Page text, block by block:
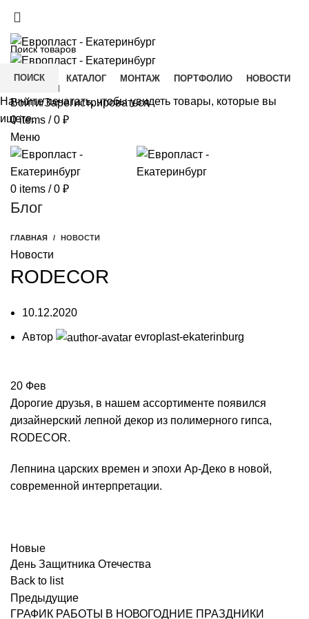
ГЛАВНАЯ КАТАЛОГ МОНТАЖ ПОРТФОЛИО
НОВОСТИ
КОНТАКТЫ
Войти/Зарегистрироваться
0items / 0 ₽
Меню
0 items / 0 ₽
Блог
ГЛАВНАЯ НОВОСТИ
Новости
RODECOR
10.12.2020
Автор evroplast-ekaterinburg
20 Фев
Дорогие друзья, в нашем ассортименте появился
дизайнерский лепной декор из полимерного гипса,
RODECOR.
Лепнина царских времен и эпохи Ар-Деко в новой,
современной интерпретации.
Новые
День Защитника Отечества
Back to list
Предыдущие
ГРАФИК РАБОТЫ В НОВОГОДНИЕ ПРАЗДНИКИ
ПОИСК
Начните печатать, чтобы увидеть товары, которые вы
ищете.